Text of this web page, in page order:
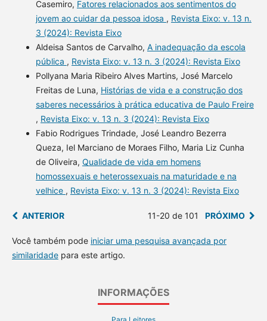
Casemiro, Fatores relacionados aos sentimentos do
jovem ao cuidar da pessoa idosa , Revista Eixo: v. 13 n.
3 (2024): Revista Eixo
Aldeisa Santos de Carvalho, A inadequação da escola
pública , Revista Eixo: v. 13 n. 3 (2024): Revista Eixo
Pollyana Maria Ribeiro Alves Martins, José Marcelo
Freitas de Luna, Histórias de vida e a construção dos
saberes necessários à prática educativa de Paulo Freire
, Revista Eixo: v. 13 n. 3 (2024): Revista Eixo
Fabio Rodrigues Trindade, José Leandro Bezerra
Queza, Iel Marciano de Moraes Filho, Maria Liz Cunha
de Oliveira, Qualidade de vida em homens
homossexuais e heterossexuais na maturidade e na
velhice , Revista Eixo: v. 13 n. 3 (2024): Revista Eixo
ANTERIOR 11-20 de 101 PRÓXIMO
Você também pode iniciar uma pesquisa avançada por
similaridadepara este artigo.
INFORMAÇÕES